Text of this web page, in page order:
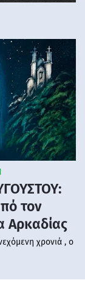
τον
Αρκαδίας
χρονιά , ο